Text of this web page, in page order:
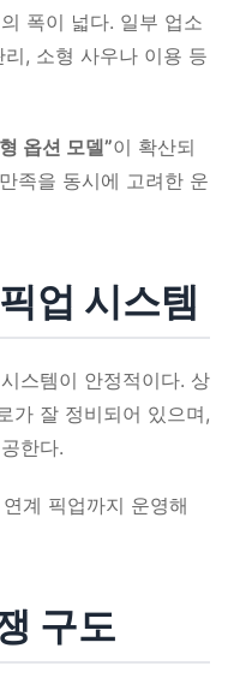
폭이 넓다. 일부 업소
, 소형 사우나 이용 등
옵션 모델”이 확산되
족을 동시에 고려한 운
업 시스템
스템이 안정적이다. 상
가 잘 정비되어 있으며,
한다.
계 픽업까지 운영해
구도